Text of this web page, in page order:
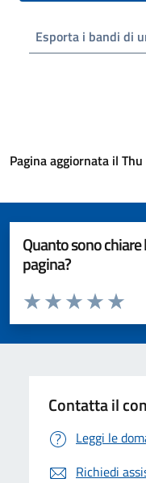
Esporta i bandi di
Pagina aggiornata il
Quanto sono
pagina?
Valuta da 1 a 5 stelle la
Valuta
Valuta 4
Valuta 3 stelle
Valuta 2 stelle su 5
Valuta 1 stelle su 5
Contatta il
Leggi le
Richiedi